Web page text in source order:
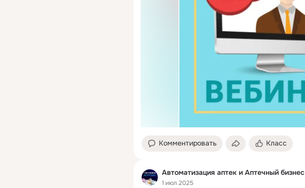
Комментировать Класс
Автоматизация аптек и Аптечный бизнес
1 июл 2025